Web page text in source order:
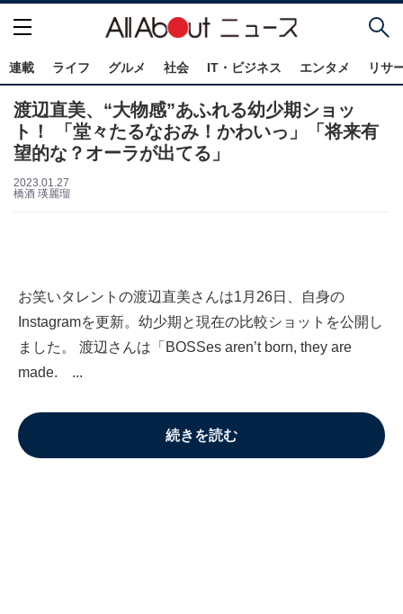
連載 ライフ グルメ 社会 IT・ビジネス エンタメ リサ
渡辺直美、“大物感”あふれる幼少期ショッ
ト！ 「堂々たるなおみ！かわいっ」「将来有
望的な？オーラが出てる」
2023.01.27
橋酒 瑛麗瑠
お笑いタレントの渡辺直美さんは1月26日、自身の
Instagramを更新。幼少期と現在の比較ショットを公開し
ました。 渡辺さんは「BOSSes aren’t born, they are
made. ...
続きを読む